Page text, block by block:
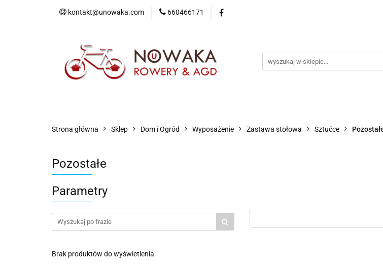
kontakt@unowaka.com 660466171
Strona główna Sklep Dom i Ogród Wyposażenie Zastawa stołowa Sztućce
Pozostałe
Parametry
Brak produktów do wyświetlenia